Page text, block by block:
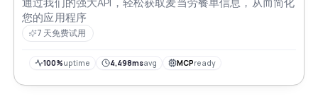
您的应用程序
7 天免费试用
100%uptime 4,498msavg MCPready